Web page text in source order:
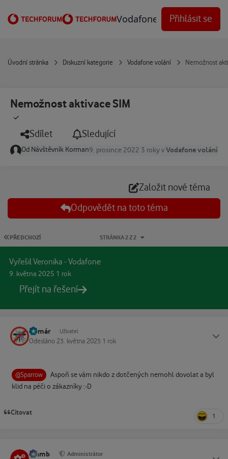
Vodafone Techforum
Přihlásit se
Úvodní stránka Diskuzní kategorie Vodafone volání Nemožnost
Nemožnost aktivace SIM
Sdílet Sledující
Od Návštěvník Korman9. prosince 2022 3 rokyvVodafone volání
Založit nové téma
Odpovědět na toto téma
PRVNÍ STRÁNKA
PŘEDCHOZÍ STRÁNKA 2 Z 2
Vyřešil Veronika - Vodafone
9. května 2025 1 rok
Přejít na řešení
Komár Uživatel
Odesláno 23. května 2025 1 rok
@Sparrow
Aspoň se vám nikdo z dotčených nemohl dovolat a byl
klid na péči o zákazníky :-D
Citovat 1
Slamb Administrátor